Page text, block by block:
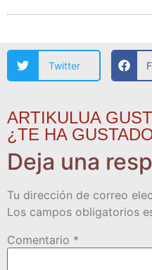
Twitter
ARTIKULUA
¿TE HA
Deja una
Tu dirección de correo
Los campos obligatorios
Comentario *